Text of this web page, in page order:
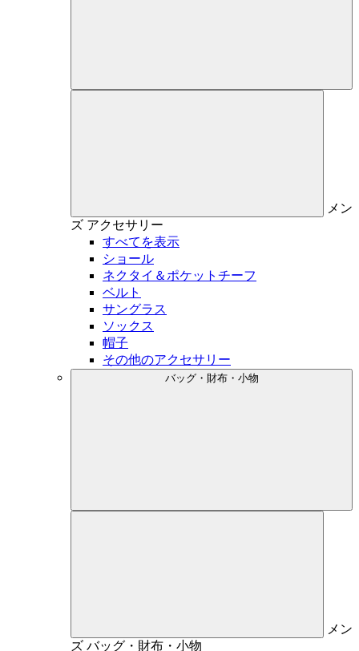
メン
ズ アクセサリー
すべてを表示
ショール
ネクタイ＆ポケットチーフ
ベルト
サングラス
ソックス
帽子
その他のアクセサリー
バッグ・財布・小物
メン
ズ バッグ・財布・小物